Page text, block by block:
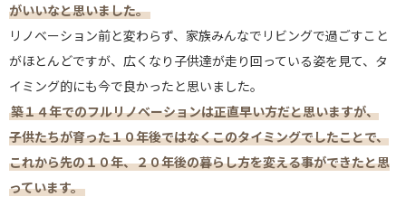
がいいなと思いました。
リノベーション前と変わらず、家族みんなでリビングで過ごすこと
がほとんどですが、広くなり子供達が走り回っている姿を見て、タ
イミング的にも今で良かったと思いました。
築１４年でのフルリノベーションは正直早い方だと思いますが、
子供たちが育った１０年後ではなくこのタイミングでしたことで、
これから先の１０年、２０年後の暮らし方を変える事ができたと思
っています。